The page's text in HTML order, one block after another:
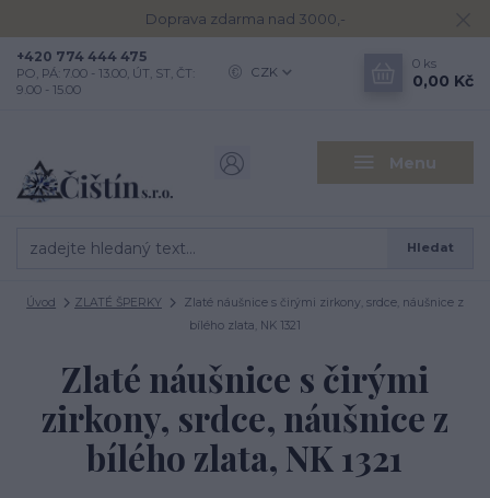
Doprava zdarma nad 3000,-
Menu
CZK
Hledat
+420 774 444 475
PO, PÁ: 7.00 - 13.00, ÚT, ST, ČT:
9.00 - 15.00
0 ks
0,00 Kč
Úvod ZLATÉ ŠPERKY
Zlaté náušnice s čirými zirkony, srdce, náušnice z
bílého zlata, NK 1321
Zlaté náušnice s čirými
zirkony, srdce, náušnice z
bílého zlata, NK 1321